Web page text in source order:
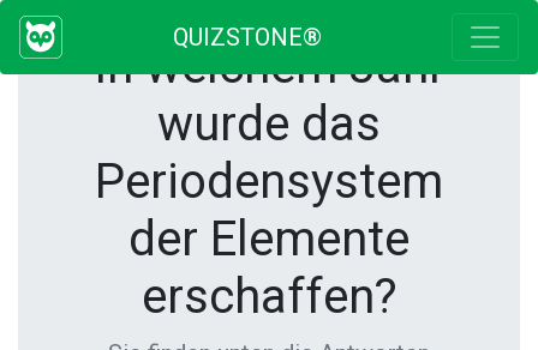
QUIZSTONE®
In welchem Jahr
wurde das
Periodensystem
der Elemente
erschaffen?